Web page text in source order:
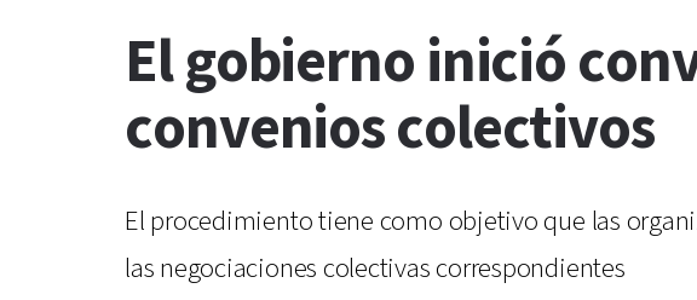
El gobierno inició
convenios colectivos
El procedimiento tiene como objetivo que las
las negociaciones colectivas correspondientes